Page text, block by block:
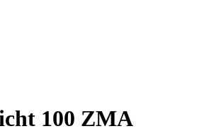
100 ZMA